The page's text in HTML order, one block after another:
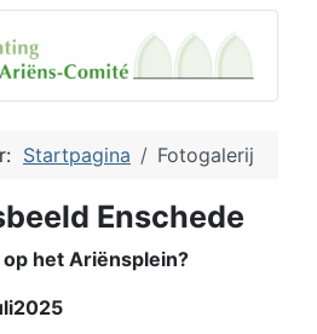
Startpagina Fotogalerij
Enschede
het Ariënsplein?